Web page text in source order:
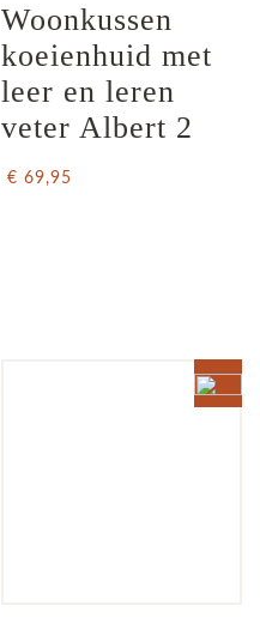
Woonkussen
koeienhuid met
leer en leren
veter Albert 2
€ 69,95